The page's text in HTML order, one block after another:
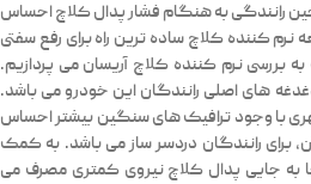
رانندگی به هنگام فشار پدال کلاچ احساس
نرم کننده کلاچ ساده ترین راه برای رفع سفتی
بررسی نرم کننده کلاچ آریسان می پردازیم.
های اصلی رانندگان این خودرو می باشد.
با وجود ترافیک های سنگین بیشتر احساس
رانندگان دردسر ساز می باشد. به کمک
به جایی پدال کلاچ نیروی کمتری مصرف می